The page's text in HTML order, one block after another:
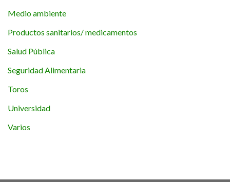
Medio ambiente
Productos sanitarios/ medicamentos
Salud Pública
Seguridad Alimentaria
Toros
Universidad
Varios